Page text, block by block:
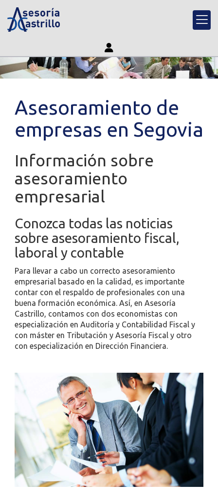
Asesoramiento de
empresas en Segovia
Información sobre
asesoramiento
empresarial
Conozca todas las noticias
sobre asesoramiento fiscal,
laboral y contable
Para llevar a cabo un correcto asesoramiento
empresarial basado en la calidad, es importante
contar con el respaldo de profesionales con una
buena formación económica. Así, en Asesoría
Castrillo, contamos con dos economistas con
especialización en Auditoría y Contabilidad Fiscal y
con máster en Tributación y Asesoría Fiscal y otro
con especialización en Dirección Financiera.